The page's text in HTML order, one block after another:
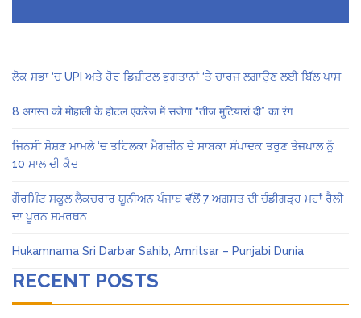
ਲੋਕ ਸਭਾ ‘ਚ UPI ਅਤੇ ਹੋਰ ਡਿਜ਼ੀਟਲ ਭੁਗਤਾਨਾਂ ‘ਤੇ ਚਾਰਜ ਲਗਾਉਣ ਲਈ ਬਿੱਲ ਪਾਸ
8 अगस्त को मोहाली के होटल एंकरेज में सजेगा “तीज मुटियारां दी” का रंग
ਜਿਨਸੀ ਸ਼ੋਸ਼ਣ ਮਾਮਲੇ ‘ਚ ਤਹਿਲਕਾ ਮੈਗਜ਼ੀਨ ਦੇ ਸਾਬਕਾ ਸੰਪਾਦਕ ਤਰੁਣ ਤੇਜਪਾਲ ਨੂੰ
10 ਸਾਲ ਦੀ ਕੈਦ
ਗੌਰਮਿੰਟ ਸਕੂਲ ਲੈਕਚਰਾਰ ਯੂਨੀਅਨ ਪੰਜਾਬ ਵੱਲੋਂ 7 ਅਗਸਤ ਦੀ ਚੰਡੀਗੜ੍ਹ ਮਹਾਂ ਰੈਲੀ
ਦਾ ਪੂਰਨ ਸਮਰਥਨ
Hukamnama Sri Darbar Sahib, Amritsar – Punjabi Dunia
RECENT POSTS